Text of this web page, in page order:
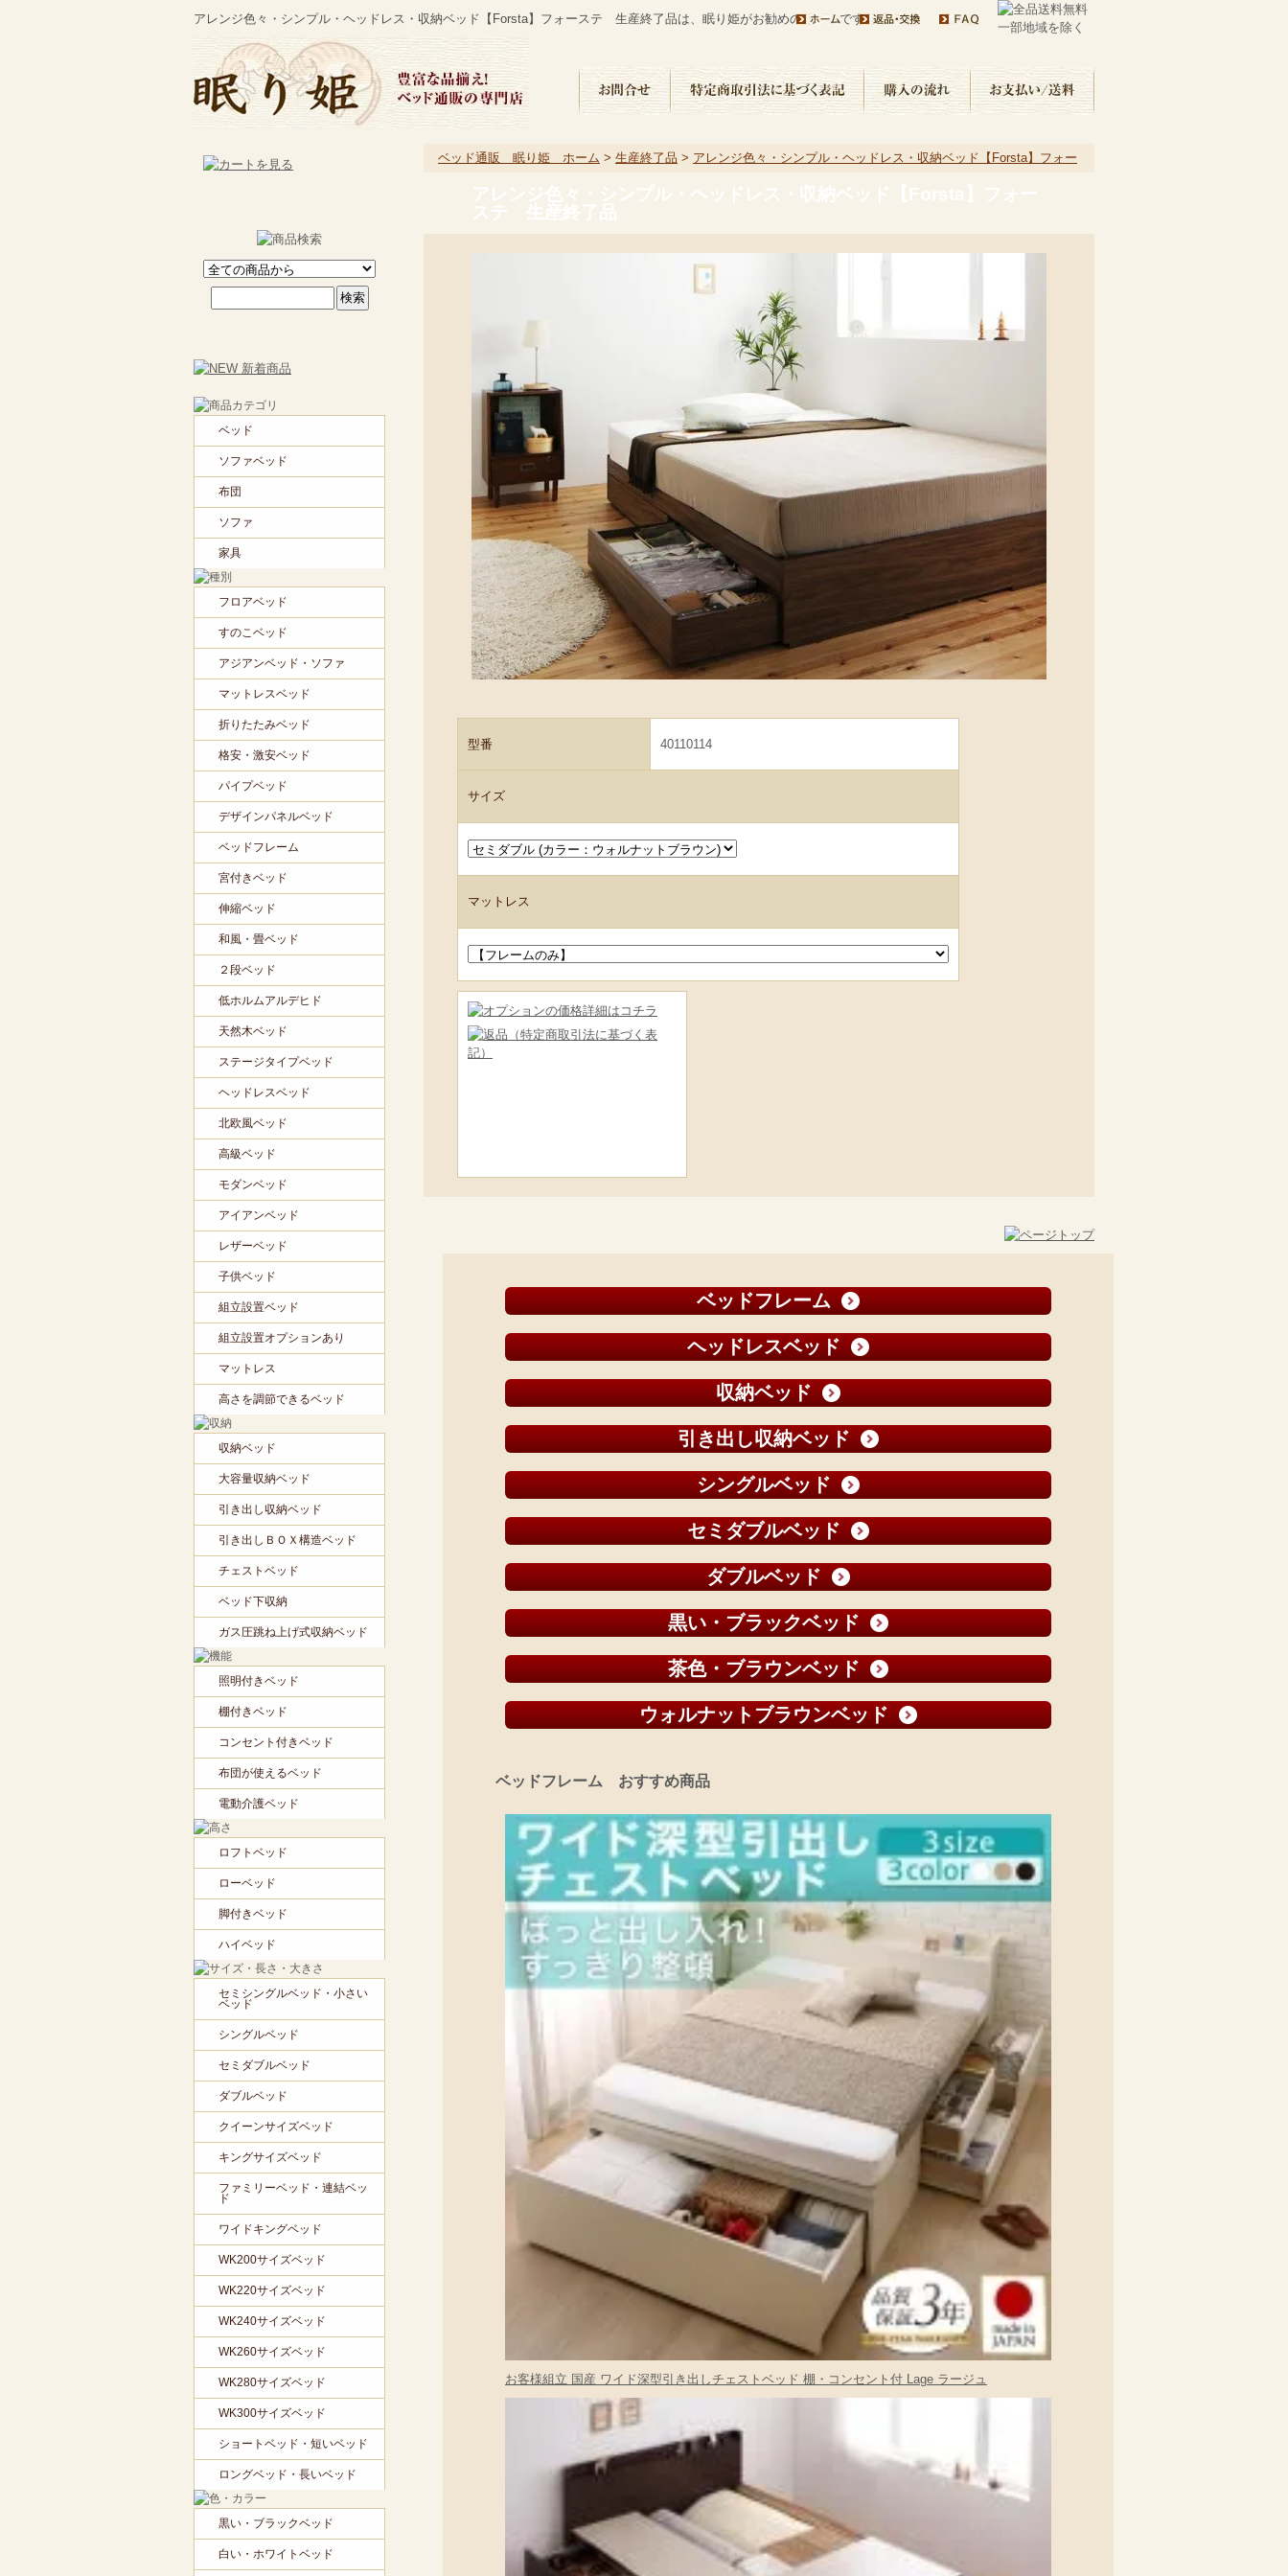
アレンジ色々・シンプル・ヘッドレス・収納ベッド【Forsta】フォーステ 生産終了品は、眠り姫がお勧めのベッドです
ベッド通販 眠り姫 ホーム > 生産終了品 > アレンジ色々・シンプル・ヘッドレス・収納ベッド【Forsta】フォー
型番 40110114
サイズ
マットレス
ベッドフレーム
ヘッドレスベッド
収納ベッド
引き出し収納ベッド
シングルベッド
セミダブルベッド
ダブルベッド
黒い・ブラックベッド
茶色・ブラウンベッド
ウォルナットブラウンベッド
ベッドフレーム おすすめ商品
お客様組立 国産 ワイド深型引き出しチェストベッド 棚・コンセント付 Lage ラージュ
ベッド
ソファベッド
布団
ソファ
家具
フロアベッド
すのこベッド
アジアンベッド・ソファ
マットレスベッド
折りたたみベッド
格安・激安ベッド
パイプベッド
デザインパネルベッド
ベッドフレーム
宮付きベッド
伸縮ベッド
和風・畳ベッド
２段ベッド
低ホルムアルデヒド
天然木ベッド
ステージタイプベッド
ヘッドレスベッド
北欧風ベッド
高級ベッド
モダンベッド
アイアンベッド
レザーベッド
子供ベッド
組立設置ベッド
組立設置オプションあり
マットレス
高さを調節できるベッド
収納ベッド
大容量収納ベッド
引き出し収納ベッド
引き出しＢＯＸ構造ベッド
チェストベッド
ベッド下収納
ガス圧跳ね上げ式収納ベッド
照明付きベッド
棚付きベッド
コンセント付きベッド
布団が使えるベッド
電動介護ベッド
ロフトベッド
ローベッド
脚付きベッド
ハイベッド
セミシングルベッド・小さい
ベッド
シングルベッド
セミダブルベッド
ダブルベッド
クイーンサイズベッド
キングサイズベッド
ファミリーベッド・連結ベッ
ド
ワイドキングベッド
WK200サイズベッド
WK220サイズベッド
WK240サイズベッド
WK260サイズベッド
WK280サイズベッド
WK300サイズベッド
ショートベッド・短いベッド
ロングベッド・長いベッド
黒い・ブラックベッド
白い・ホワイトベッド